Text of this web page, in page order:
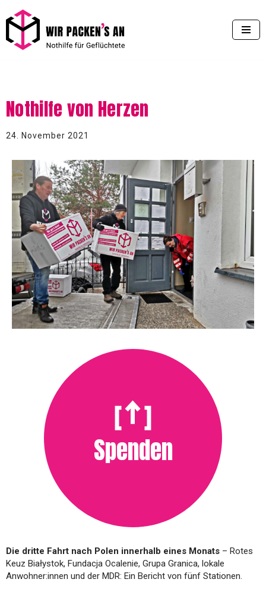
Zum
Inhalt
Nothilfe von Herzen
24. November 2021
Spenden
Die dritte Fahrt nach Polen innerhalb eines Monats – Rotes
Keuz Białystok, Fundacja Ocalenie, Grupa Granica, lokale
Anwohner:innen und der MDR: Ein Bericht von fünf Stationen.